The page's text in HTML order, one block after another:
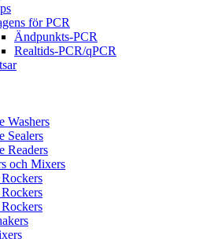
för PCR
Ändpunkts-PCR
Realtids-PCR/qPCR
Washers
Sealers
Readers
och Mixers